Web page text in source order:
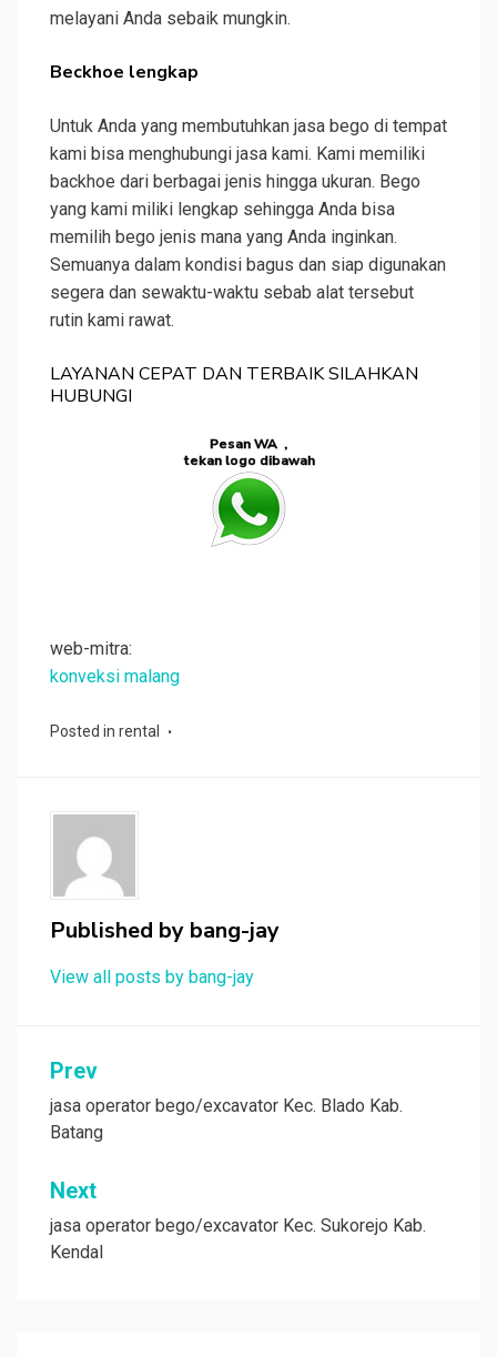
melayani Anda sebaik mungkin.
Beckhoe lengkap
Untuk Anda yang membutuhkan jasa bego di tempat
kami bisa menghubungi jasa kami. Kami memiliki
backhoe dari berbagai jenis hingga ukuran. Bego
yang kami miliki lengkap sehingga Anda bisa
memilih bego jenis mana yang Anda inginkan.
Semuanya dalam kondisi bagus dan siap digunakan
segera dan sewaktu-waktu sebab alat tersebut
rutin kami rawat.
LAYANAN CEPAT DAN TERBAIK SILAHKAN
HUBUNGI
Pesan WA ,
tekan logo dibawah
web-mitra:
konveksi malang
Posted in rental
Published by bang-jay
View all posts by bang-jay
Post
navigation
Prev
jasa operator bego/excavator Kec. Blado Kab.
Batang
Next
jasa operator bego/excavator Kec. Sukorejo Kab.
Kendal